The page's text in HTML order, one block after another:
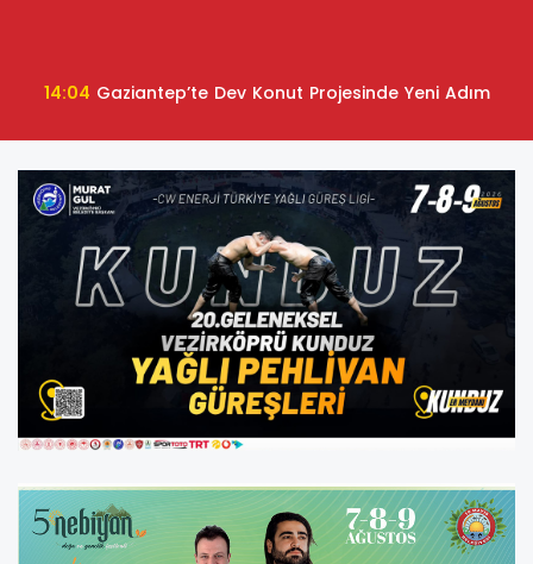
14:04 Gaziantep’te Dev Konut Projesinde Yeni Adım